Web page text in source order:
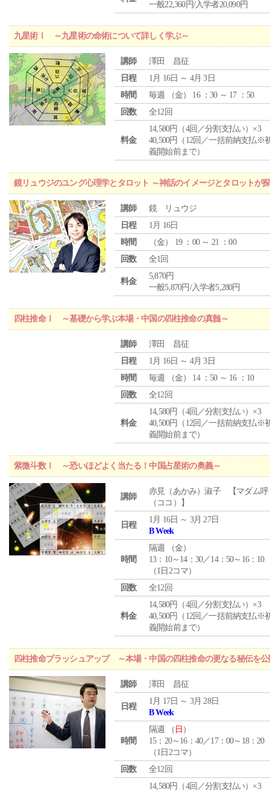
一般22,360円/入学者20,090円
九星術Ⅰ ～九星術の命術について詳しく学ぶ～
講師
澤田 昌征
日程
1月 16日 ～ 4月 3日
時間
毎週 （金） 16 ：30 ～ 17 ：50
回数
全12回
料金
14,580円（4回／分割支払い）×3
40,500円（12回／一括前納支払※
義開始前まで）
鏡リュウジのユング心理学とタロット ～神話のイメージとタロットが
講師
鏡 リュウジ
日程
1月 16日
時間
（金） 19 ：00 ～ 21 ：00
回数
全1回
料金
5,870円
一般5,870円/入学者5,280円
四柱推命Ⅰ ～基礎から学ぶ本場・中国の四柱推命の真髄～
講師
澤田 昌征
日程
1月 16日 ～ 4月 3日
時間
毎週 （金） 14 ：50 ～ 16 ：10
回数
全12回
料金
14,580円（4回／分割支払い）×3
40,500円（12回／一括前納支払※
義開始前まで）
紫微斗数Ⅰ ～恐いほどよく当たる！中国占星術の奥義～
講師
赤見（あかみ）淑子 【マダム呼
（ココ）】
日程
1月 16日 ～ 3月 27日
B Week
時間
隔週 （金）
13：10～14：30／14：50～16：10
（1日2コマ）
回数
全12回
料金
14,580円（4回／分割支払い）×3
40,500円（12回／一括前納支払※
義開始前まで）
四柱推命ブラッシュアップ ～本場・中国の四柱推命の更なる秘伝を
講師 澤田 昌征
日程
1月 17日 ～ 3月 28日
B Week
時間
隔週 （ 日 ）
15：20～16：40／17：00～18：20
（1日2コマ）
回数
全12回
14,580円（4回／分割支払い）×3